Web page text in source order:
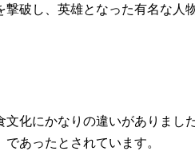
破し、英雄となった有名な人
化にかなりの違いがありました
あったとされています。